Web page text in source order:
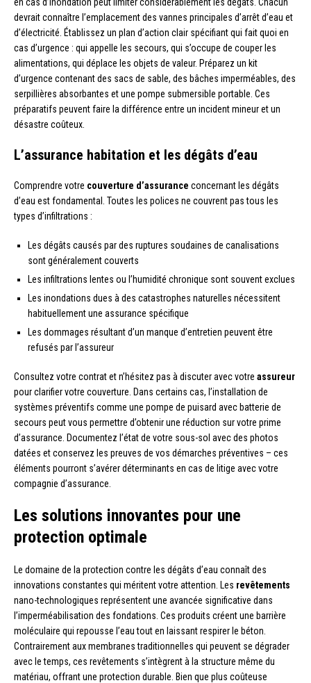
devrait connaître l’emplacement des vannes principales d’arrêt d’eau et
d’électricité. Établissez un plan d’action clair spécifiant qui fait quoi en
cas d’urgence : qui appelle les secours, qui s’occupe de couper les
alimentations, qui déplace les objets de valeur. Préparez un kit
d’urgence contenant des sacs de sable, des bâches imperméables, des
serpillières absorbantes et une pompe submersible portable. Ces
préparatifs peuvent faire la différence entre un incident mineur et un
désastre coûteux.
L’assurance habitation et les dégâts d’eau
Comprendre votre couverture d’assurance concernant les dégâts
d’eau est fondamental. Toutes les polices ne couvrent pas tous les
types d’infiltrations :
Les dégâts causés par des ruptures soudaines de canalisations
sont généralement couverts
Les infiltrations lentes ou l’humidité chronique sont souvent exclues
Les inondations dues à des catastrophes naturelles nécessitent
habituellement une assurance spécifique
Les dommages résultant d’un manque d’entretien peuvent être
refusés par l’assureur
Consultez votre contrat et n’hésitez pas à discuter avec votre assureur
pour clarifier votre couverture. Dans certains cas, l’installation de
systèmes préventifs comme une pompe de puisard avec batterie de
secours peut vous permettre d’obtenir une réduction sur votre prime
d’assurance. Documentez l’état de votre sous-sol avec des photos
datées et conservez les preuves de vos démarches préventives – ces
éléments pourront s’avérer déterminants en cas de litige avec votre
compagnie d’assurance.
Les solutions innovantes pour une
protection optimale
Le domaine de la protection contre les dégâts d’eau connaît des
innovations constantes qui méritent votre attention. Les revêtements
nano-technologiques représentent une avancée significative dans
l’imperméabilisation des fondations. Ces produits créent une barrière
moléculaire qui repousse l’eau tout en laissant respirer le béton.
Contrairement aux membranes traditionnelles qui peuvent se dégrader
avec le temps, ces revêtements s’intègrent à la structure même du
matériau, offrant une protection durable. Bien que plus coûteuse